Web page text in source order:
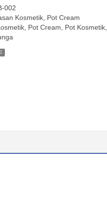
002
Kosmetik, Pot Cream
, Pot Cream, Pot Kosmetik,